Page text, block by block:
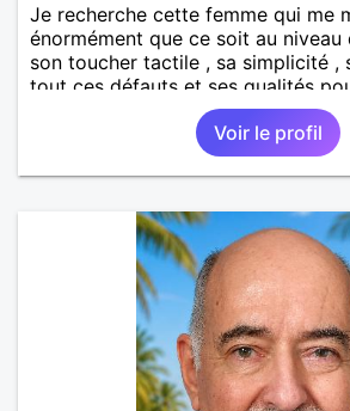
Je recherche cette femme qui me
énormément que ce soit au niveau
son toucher tactile , sa simplicité ,
tout ces défauts et ses qualités
Voir le profil